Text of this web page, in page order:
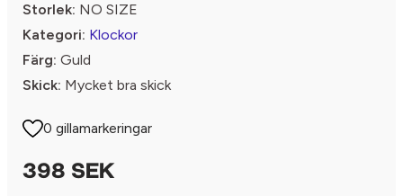
Storlek: NO SIZE
Kategori: Klockor
Färg: Guld
Skick: Mycket bra skick
0 gillamarkeringar
398 SEK